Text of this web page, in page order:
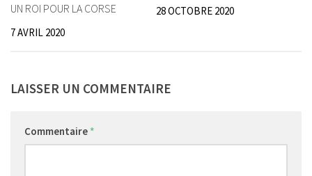
UN ROI POUR LA CORSE
7 AVRIL 2020
28 OCTOBRE 2020
LAISSER UN COMMENTAIRE
Commentaire *